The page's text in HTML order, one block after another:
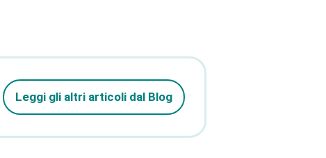
Leggi gli altri articoli dal Blog